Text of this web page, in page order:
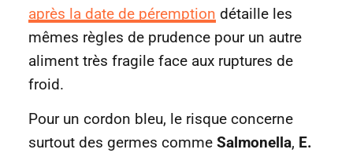
après la date de péremption détaille les
mêmes règles de prudence pour un autre
aliment très fragile face aux ruptures de
froid.
Pour un cordon bleu, le risque concerne
surtout des germes comme Salmonella, E.